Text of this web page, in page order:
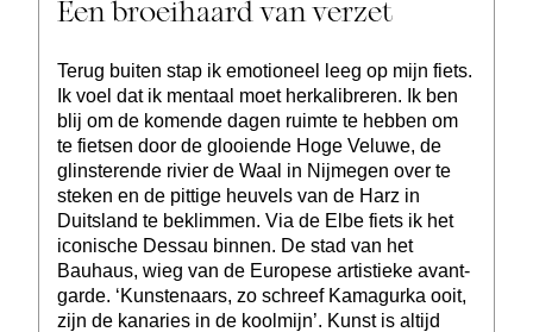
Een broeihaard van verzet
Terug buiten stap ik emotioneel leeg op mijn fiets.
Ik voel dat ik mentaal moet herkalibreren. Ik ben
blij om de komende dagen ruimte te hebben om
te fietsen door de glooiende Hoge Veluwe, de
glinsterende rivier de Waal in Nijmegen over te
steken en de pittige heuvels van de Harz in
Duitsland te beklimmen. Via de Elbe fiets ik het
iconische Dessau binnen. De stad van het
Bauhaus, wieg van de Europese artistieke avant-
garde. ‘Kunstenaars, zo schreef Kamagurka ooit,
zijn de kanaries in de koolmijn’. Kunst is altijd